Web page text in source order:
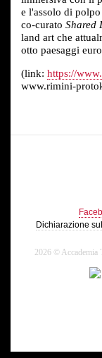
e l'assolo di polpo
co-curato Shared
land art che
otto paesaggi
(link: https://
www.rimini-
Dichiarazione
2026 © Accademia